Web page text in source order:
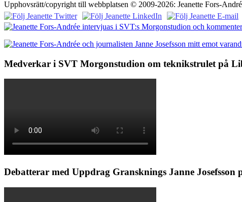
Upphovsrätt/copyright till webbplatsen © 2009-2026: Jeanette Fors-
Medverkar i SVT Morgonstudion om teknikstrulet på
Debatterar med Uppdrag Gransknings Janne